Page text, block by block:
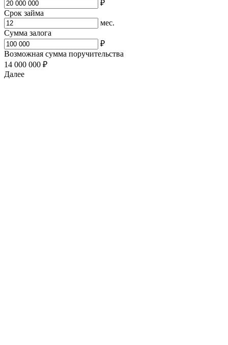
₽
Срок займа
мес.
Сумма залога
₽
Возможная сумма поручительства
14 000 000 ₽
Далее